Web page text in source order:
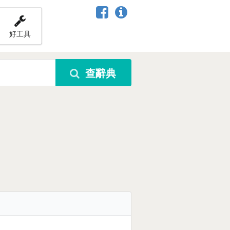
好工具
查辭典